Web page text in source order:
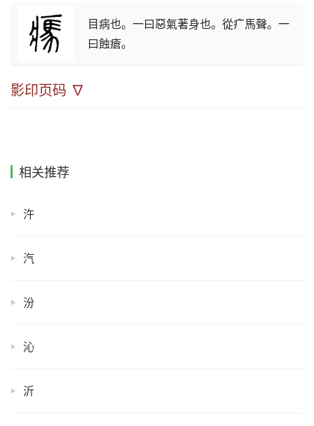
目病也。一曰惡氣著身也。從疒馬聲。一
曰蝕瘡。
影印页码 ∇
相关推荐
汻
汽
汾
沁
沂